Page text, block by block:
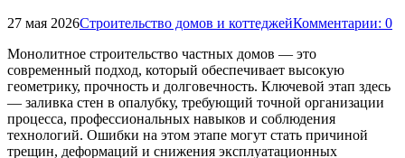
27 мая 2026Строительство домов и коттеджейКомментарии: 0
Монолитное строительство частных домов — это
современный подход, который обеспечивает высокую
геометрику, прочность и долговечность. Ключевой этап здесь
— заливка стен в опалубку, требующий точной организации
процесса, профессиональных навыков и соблюдения
технологий. Ошибки на этом этапе могут стать причиной
трещин, деформаций и снижения эксплуатационных